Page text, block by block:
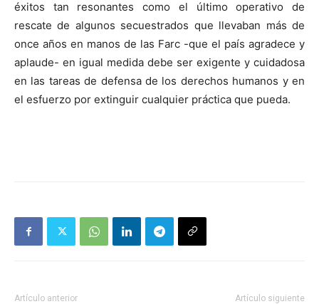
éxitos tan resonantes como el último operativo de
rescate de algunos secuestrados que llevaban más de
once años en manos de las Farc -que el país agradece y
aplaude- en igual medida debe ser exigente y cuidadosa
en las tareas de defensa de los derechos humanos y en
el esfuerzo por extinguir cualquier práctica que pueda.
Artículo anterior Artículo siguiente